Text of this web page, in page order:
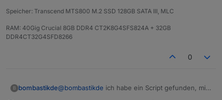
Speicher: Transcend MTS800 M.2 SSD 128GB SATA III, MLC
RAM: 40Gig Crucial 8GB DDR4 CT2K8G4SFS824A + 32GB
DDR4CT32G4SFD8266
0
B bombastikde@bombastikde ich habe ein Script gefunden, mit